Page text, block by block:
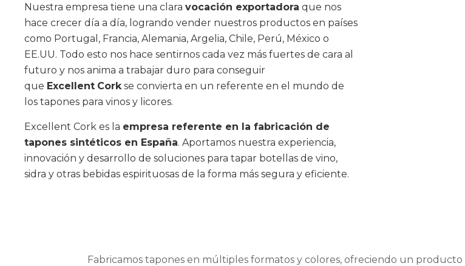
Nuestra empresa tiene una clara vocación exportadora que nos
hace crecer día a día, logrando vender nuestros productos en países
como Portugal, Francia, Alemania, Argelia, Chile, Perú, México o
EE.UU. Todo esto nos hace sentirnos cada vez más fuertes de cara al
futuro y nos anima a trabajar duro para conseguir
que Excellent Cork se convierta en un referente en el mundo de
los tapones para vinos y licores.
Excellent Cork es la empresa referente en la fabricación de
tapones sintéticos en España. Aportamos nuestra experiencia,
innovación y desarrollo de soluciones para tapar botellas de vino,
sidra y otras bebidas espirituosas de la forma más segura y eficiente.
Fabricamos tapones en múltiples formatos y colores, ofreciendo un producto